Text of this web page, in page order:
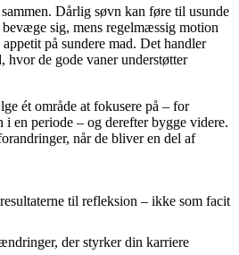
Dårlig søvn kan føre til usunde
sig, mens regelmæssig motion
på sundere mad. Det handler
hvor de gode vaner understøtter
ét område at fokusere på – for
i en periode – og derefter bygge videre.
når de bliver en del af
til refleksion – ikke som facit
der styrker din karriere